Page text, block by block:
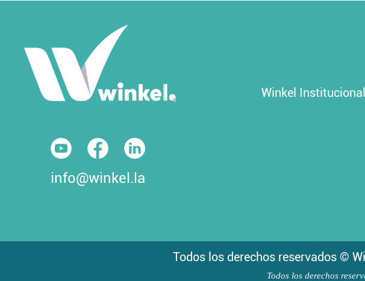
info@winkel.la
Winkel Institucional
Todos los derechos reservados ©
Todos los derechos